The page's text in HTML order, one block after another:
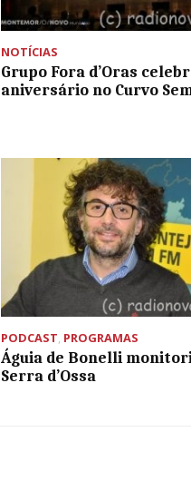
NOTÍCIAS
Grupo Fora d’Oras
aniversário no Curvo
PODCAST, PROGRAMAS
Águia de Bonelli
Serra d’Ossa